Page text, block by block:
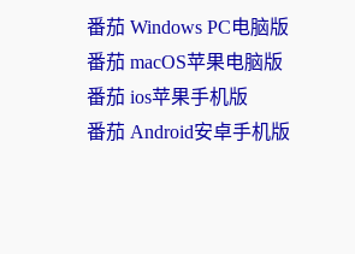
番茄 Windows PC电脑版
番茄 macOS苹果电脑版
番茄 ios苹果手机版
番茄 Android安卓手机版